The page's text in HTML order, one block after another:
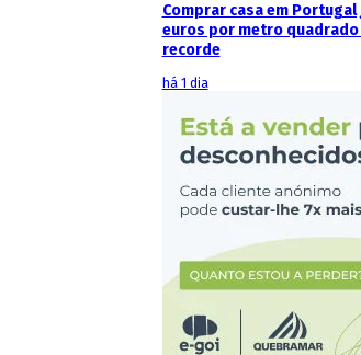
Comprar casa em Portugal
euros por metro quadrado
recorde
há 1 dia